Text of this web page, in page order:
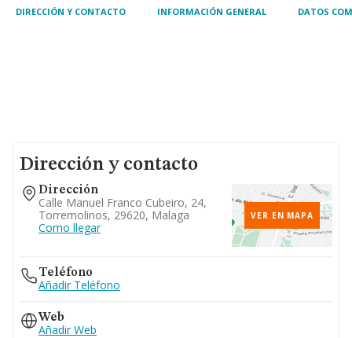
sociedades hol
DIRECCIÓN Y CONTACTO INFORMACIÓN GENERAL DATOS
Dirección y contacto
Dirección
Calle Manuel Franco Cubeiro, 24,
Torremolinos, 29620, Malaga
Como llegar
VER EN MAPA
Teléfono
Añadir Teléfono
Web
Añadir Web